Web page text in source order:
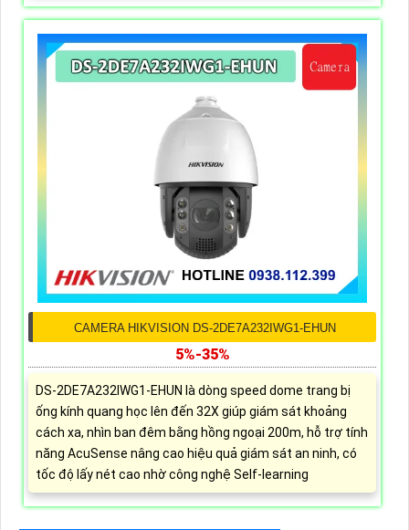
CAMERA HIKVISION DS-2DE7A232IWG1-EHUN
5%-35%
DS-2DE7A232IWG1-EHUN là dòng speed dome trang bị
ống kính quang học lên đến 32X giúp giám sát khoảng
cách xa, nhìn ban đêm bằng hồng ngoại 200m, hỗ trợ tính
năng AcuSense nâng cao hiệu quả giám sát an ninh, có
tốc độ lấy nét cao nhờ công nghệ Self-learning